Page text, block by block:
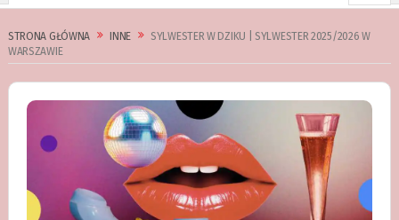
STRONA GŁÓWNA INNE
SYLWESTER W DZIKU | SYLWESTER 2025/2026 W
WARSZAWIE